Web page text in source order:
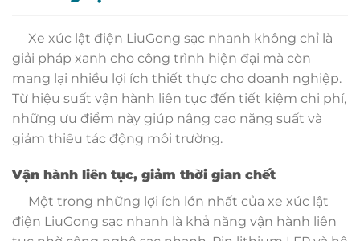
Xe xúc lật điện LiuGong sạc nhanh không chỉ là
giải pháp xanh cho công trình hiện đại mà còn
mang lại nhiều lợi ích thiết thực cho doanh nghiệp.
Từ hiệu suất vận hành liên tục đến tiết kiệm chi phí,
những ưu điểm này giúp nâng cao năng suất và
giảm thiểu tác động môi trường.
Vận hành liên tục, giảm thời gian chết
Một trong những lợi ích lớn nhất của xe xúc lật
điện LiuGong sạc nhanh là khả năng vận hành liên